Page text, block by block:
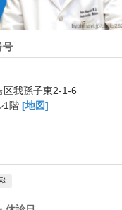
号
区我孫子東2-1-6
1階 [地図]